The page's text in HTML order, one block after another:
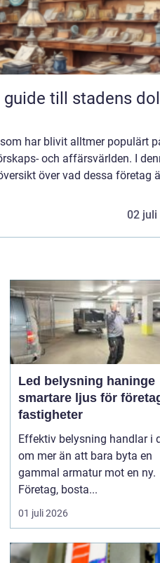
har blivit alltmer populärt
och affärsvärlden. I
över vad dessa företag
02 juli
Led belysning haninge
smartare ljus för
fastigheter
Effektiv belysning handlar i
om mer än att bara byta en
gammal armatur mot en ny.
Företag, bosta...
01 juli 2026